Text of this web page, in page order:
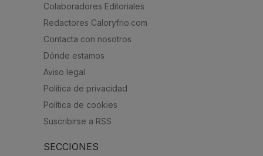
Colaboradores Editoriales
Redactores Caloryfrio.com
Contacta con nosotros
Dónde estamos
Aviso legal
Política de privacidad
Política de cookies
Suscribirse a RSS
SECCIONES